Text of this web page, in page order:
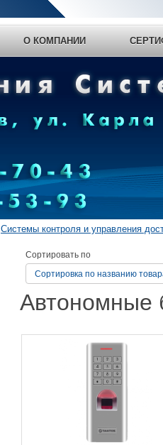
О КОМПАНИИ
Системы контроля и управления
Сортировать по
Сортировка по названию
Автономные